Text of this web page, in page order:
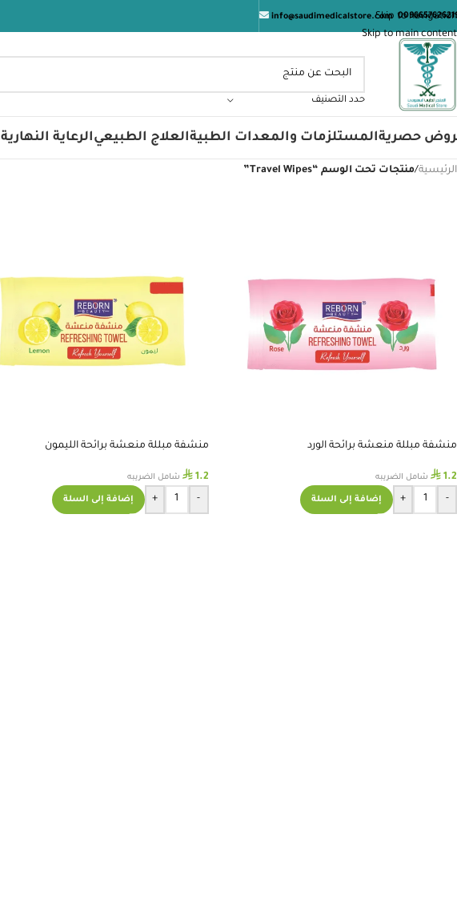
Skip to navigation
Skip to main content
info@saudimedicalstore.comالصحة والعافيه
حدد التصنيف
حصريةالمستلزمات والمعدات الطبيةالعلاج الطبيعيالرعاية النهارية
الرئيسية/منتجات تحت الوسم “Travel Wipes”
منشفة مبللة منعشة برائحة الورد
⃁ 1.2 شامل الضريبه
-
+ إضافة إلى السلة
منشفة مبللة منعشة برائحة الليمون
⃁1.2 شامل الضريبه
-
+ إضافة إلى السلة